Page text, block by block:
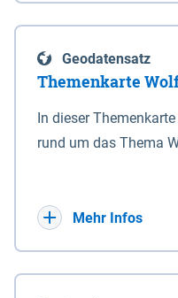
enthalten. Sperrwerke Sperrwerke sind Bauwerke
mit
Schutz eines
vor Sturmfluten, zu
Eigenschaft eines
die Deichbehörde
Geodatensatz
Themenkarte
In dieser
rund um das Thema
sowie Status der
laufendenMehr Infos